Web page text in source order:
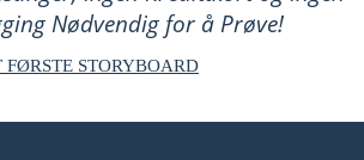
Nødvendig for å Prøve!
STORYBOARD